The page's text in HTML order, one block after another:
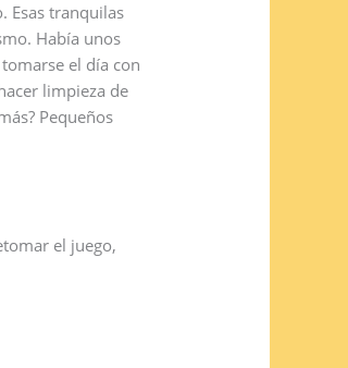
Esas tranquilas
Había unos
el día con
limpieza de
Pequeños
el juego,